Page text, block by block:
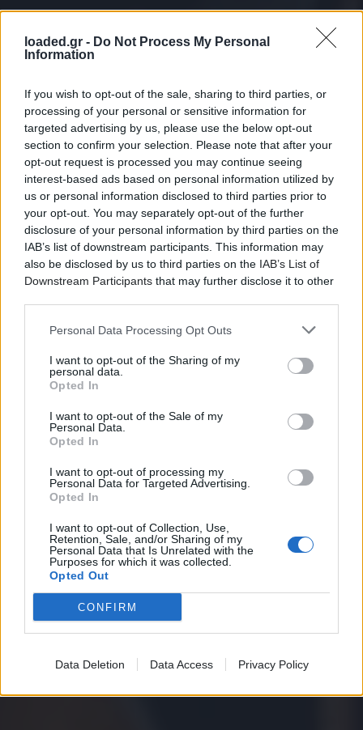
loaded.gr - Do Not Process My Personal
Information
If you wish to opt-out of the sale, sharing to third parties, or
processing of your personal or sensitive information for
targeted advertising by us, please use the below opt-out
section to confirm your selection. Please note that after your
opt-out request is processed you may continue seeing
interest-based ads based on personal information utilized by
us or personal information disclosed to third parties prior to
your opt-out. You may separately opt-out of the further
disclosure of your personal information by third parties on the
IAB’s list of downstream participants. This information may
also be disclosed by us to third parties on the IAB’s List of
Downstream Participants that may further disclose it to other
Personal Data Processing Opt Outs
I want to opt-out of the Sharing of my
personal data.
Opted In
I want to opt-out of the Sale of my
Personal Data.
Opted In
I want to opt-out of processing my
Personal Data for Targeted Advertising.
Opted In
I want to opt-out of Collection, Use,
Retention, Sale, and/or Sharing of my
Personal Data that Is Unrelated with the
Purposes for which it was collected.
Opted Out
CONFIRM
Data Deletion Data Access Privacy Policy